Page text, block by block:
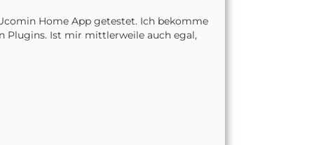
Home App getestet. Ich bekomme
Plugins. Ist mir mittlerweile auch egal,